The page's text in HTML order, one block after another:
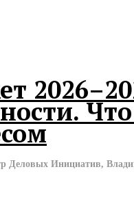
Деловых Инициатив,